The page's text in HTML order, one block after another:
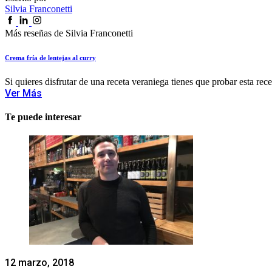
Silvia Franconetti
Más reseñas de Silvia Franconetti
Crema fría de lentejas al curry
Si quieres disfrutar de una receta veraniega tienes que probar esta
Ver Más
Te puede interesar
12 marzo, 2018